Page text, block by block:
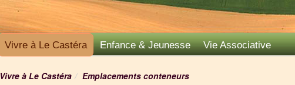
Vivre à Le Castéra Enfance & Jeunesse Vie Associative
Vivre à Le Castéra Emplacements conteneurs